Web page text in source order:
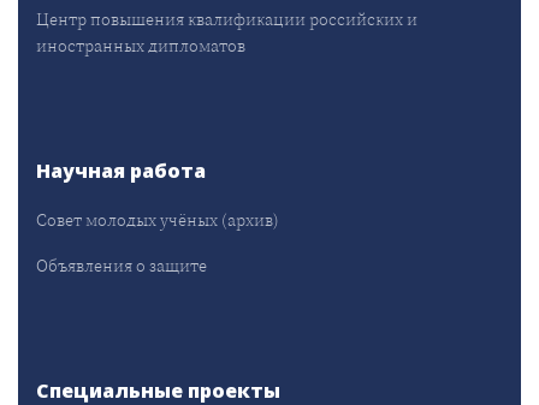
Центр повышения квалификации российских и
иностранных дипломатов
Научная работа
Совет молодых учёных (архив)
Объявления о защите
Специальные проекты